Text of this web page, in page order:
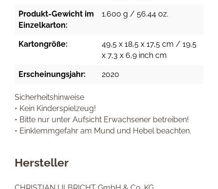
Produkt-Gewicht im
Einzelkarton:
1.600 g / 56.44 oz.
Kartongröße:
49,5 x 18,5 x 17,5 cm / 19,5
x 7,3 x 6,9 inch cm
Erscheinungsjahr: 2020
Sicherheitshinweise
• Kein Kinderspielzeug!
• Bitte nur unter Aufsicht Erwachsener betreiben!
• Einklemmgefahr am Mund und Hebel beachten.
Hersteller